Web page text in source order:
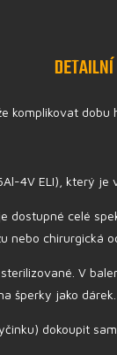
komplikovat
4V ELI), který
je dostupné celé
nebo chirurgická
V
šperky jako dárek.
dokoupit